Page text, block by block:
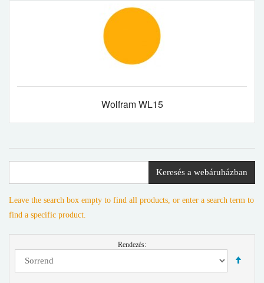
Wolfram WL15
Keresés a webáruházban
Leave the search box empty to find all products, or enter a search term to
find a specific product.
Rendezés: